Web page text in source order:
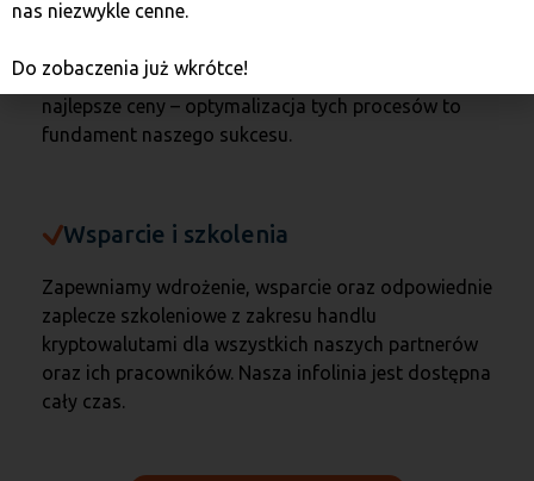
Stworzyliśmy system informatyczny, wyszukujący
dzięki któremu jesteśmy w stanie zaoferować
najlepsze ceny – optymalizacja tych procesów to
fundament naszego sukcesu.
Wsparcie i szkolenia
Zapewniamy wdrożenie, wsparcie oraz odpowiednie
zaplecze szkoleniowe z zakresu handlu
kryptowalutami dla wszystkich naszych partnerów
oraz ich pracowników. Nasza infolinia jest dostępna
cały czas.
nas niezwykle cenne.
Do zobaczenia już wkrótce!